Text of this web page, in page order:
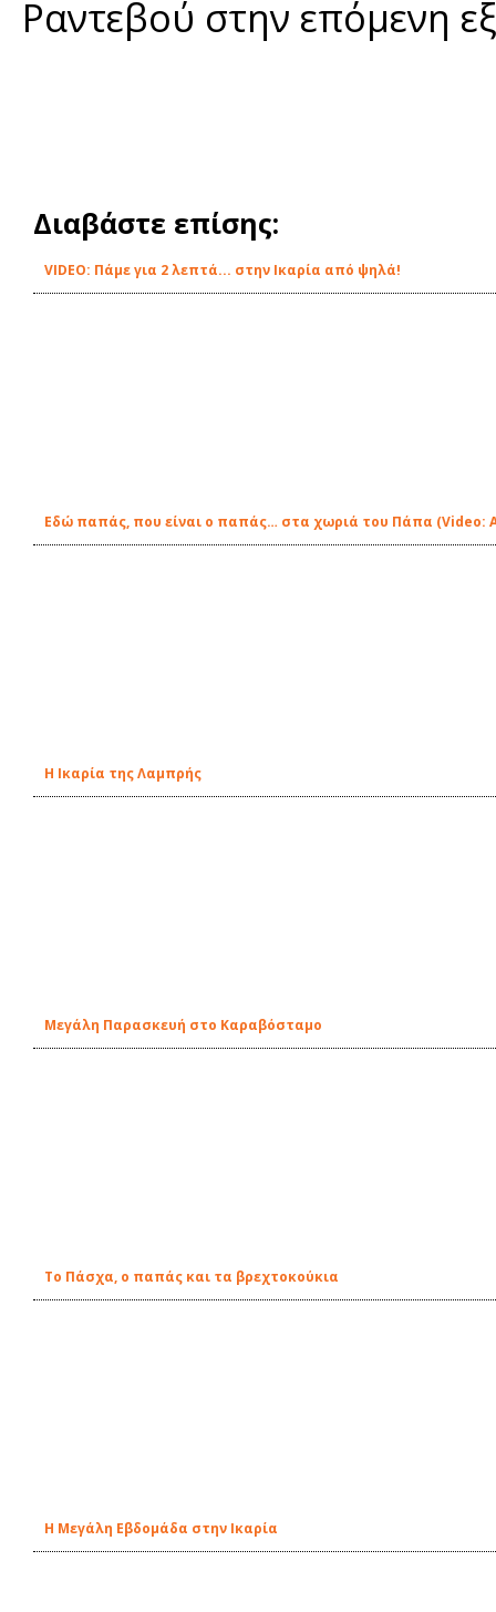
Ραντεβού στην επόμενη
Διαβάστε επίσης:
VIDEO: Πάμε για 2 λεπτά... στην Ικαρία από ψηλά!
Εδώ παπάς, που είναι ο παπάς… στα χωριά του Πάπα (Video:
Η Ικαρία της Λαμπρής
Μεγάλη Παρασκευή στο Καραβόσταμο
Το Πάσχα, ο παπάς και τα βρεχτοκούκια
Η Μεγάλη Εβδομάδα στην Ικαρία